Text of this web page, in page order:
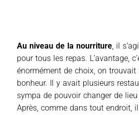
Au niveau de la nourriture, il
pour tous les repas. L’avantage,
énormément de choix, on trouvait
bonheur. Il y avait plusieurs
sympa de pouvoir changer de
Après, comme dans tout endroit,